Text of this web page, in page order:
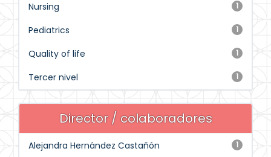
1
Nursing
1
Pediatrics
1
Quality of life
1
Tercer nivel
Director / colaboradores
1
Alejandra Hernández Castañón